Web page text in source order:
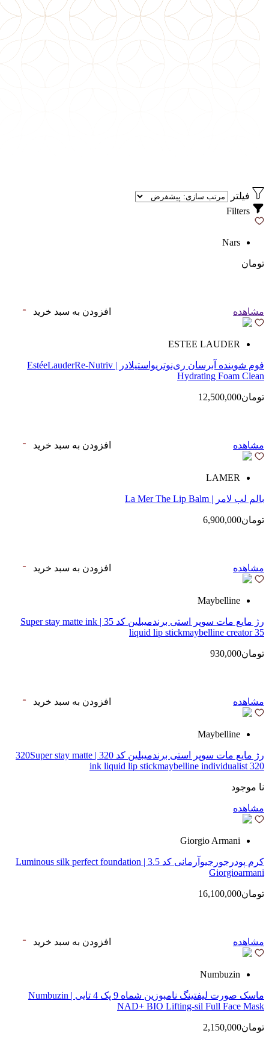
فیلتر
Nars
تومان
مشاهده افزودن به سبد خرید
ESTEE LAUDER
فوم شوینده آبرسان ری‌نوتریواستیلادر | EstéeLauderRe-Nutriv
Hydrating Foam Clean
تومان12,500,000
مشاهده افزودن به سبد خرید
LAMER
بالم لب لامر | La Mer The Lip Balm
تومان6,900,000
مشاهده افزودن به سبد خرید
Maybelline
رژ مایع مات سوپر استی‌ برندمیبلین کد 35 | Super stay matte ink
liquid lip stickmaybelline creator 35
تومان930,000
مشاهده افزودن به سبد خرید
Maybelline
رژ مایع مات سوپر استی‌ برندمیبلین کد 320 | 320Super stay matte
ink liquid lip stickmaybelline individualist 320
نا موجود
مشاهده
Giorgio Armani
کرم پودرجورجیوآرمانی کد 3.5 | Luminous silk perfect foundation
Giorgioarmani
تومان16,100,000
مشاهده افزودن به سبد خرید
Numbuzin
ماسک صورت لیفتینگ نامبوزین شماه 9 پک 4 تایی | Numbuzin
NAD+ BIO Lifting-sil Full Face Mask
تومان2,150,000